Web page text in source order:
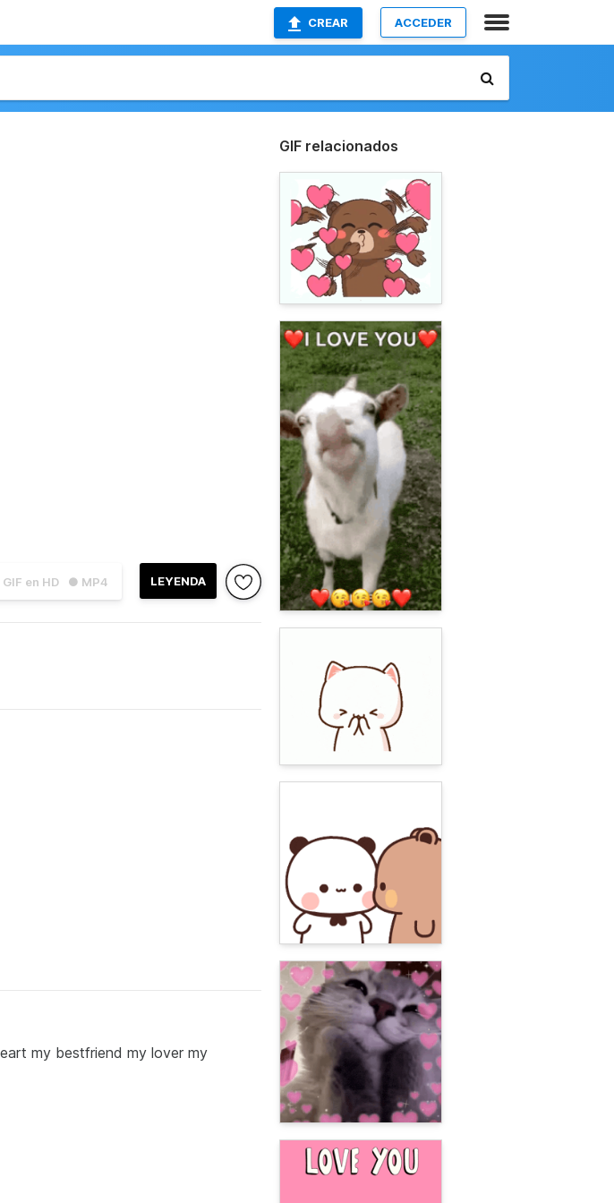
CREAR ACCEDER
en HD ● MP4 LEYENDA
my bestfriend my lover my
GIF relacionados